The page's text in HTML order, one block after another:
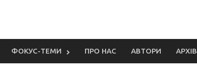
ФОКУС-ТЕМИ ПРО НАС АВТОРИ АРХІВ